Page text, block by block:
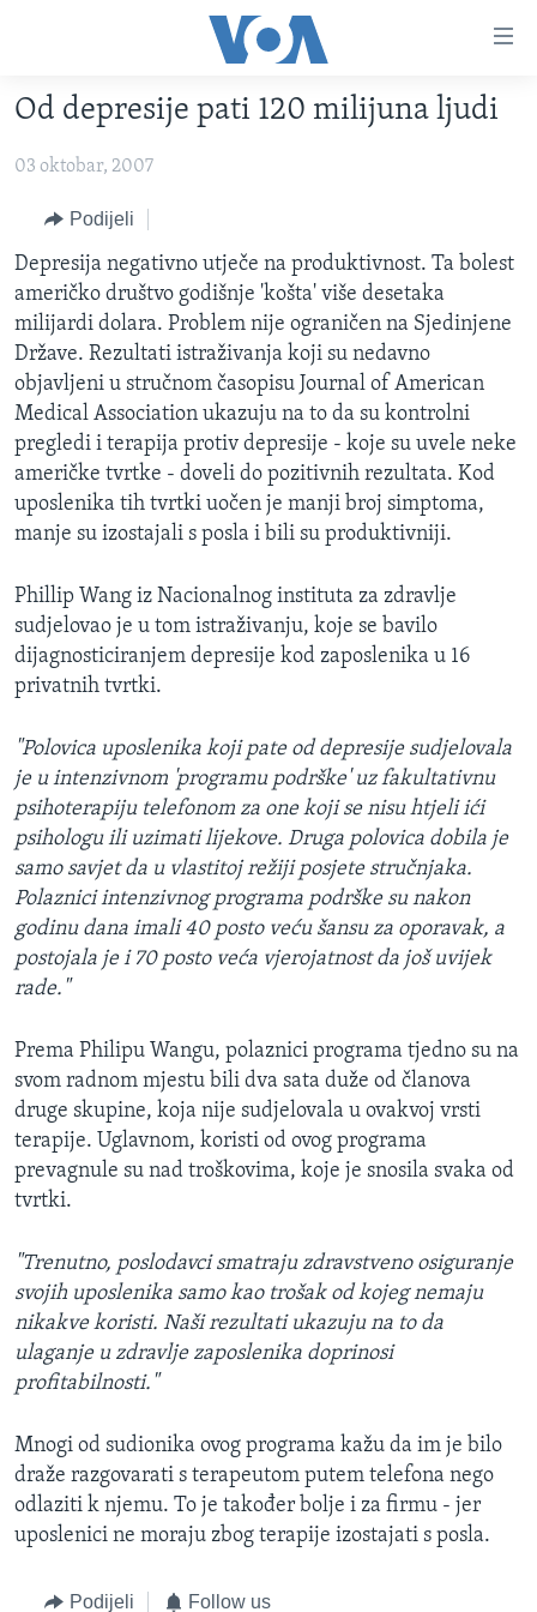
glavni
Pređi
navigaciju
Idi
na
pretragu
TV PROGRAM
VIDEO
FOTOGRAFIJE DANA
VIJESTI
SJEDINJENE AMERIČKE DRŽAVE
BOSNA I HERCEGOVINA
SVIJET
NAUKA I TEHNOLOGIJA
SPECIJALNI PROJEKTI
KORUPCIJA
SLOBODA MEDIJA
ŽENSKA STRANA
IZBJEGLIČKA STRANA
O GLASU AMERIKE
Learning English
Jezici
Od depresije pati 120 milijuna ljudi
03 oktobar, 2007
Podijeli
Depresija negativno utječe na produktivnost. Ta bolest
američko društvo godišnje 'košta' više desetaka
milijardi dolara. Problem nije ograničen na Sjedinjene
Države. Rezultati istraživanja koji su nedavno
objavljeni u stručnom časopisu Journal of American
Medical Association ukazuju na to da su kontrolni
pregledi i terapija protiv depresije - koje su uvele neke
američke tvrtke - doveli do pozitivnih rezultata. Kod
uposlenika tih tvrtki uočen je manji broj simptoma,
manje su izostajali s posla i bili su produktivniji.
Phillip Wang iz Nacionalnog instituta za zdravlje
sudjelovao je u tom istraživanju, koje se bavilo
dijagnosticiranjem depresije kod zaposlenika u 16
privatnih tvrtki.
"Polovica uposlenika koji pate od depresije sudjelovala
je u intenzivnom 'programu podrške' uz fakultativnu
psihoterapiju telefonom za one koji se nisu htjeli ići
psihologu ili uzimati lijekove. Druga polovica dobila je
samo savjet da u vlastitoj režiji posjete stručnjaka.
Polaznici intenzivnog programa podrške su nakon
godinu dana imali 40 posto veću šansu za oporavak, a
postojala je i 70 posto veća vjerojatnost da još uvijek
rade."
Prema Philipu Wangu, polaznici programa tjedno su na
svom radnom mjestu bili dva sata duže od članova
druge skupine, koja nije sudjelovala u ovakvoj vrsti
terapije. Uglavnom, koristi od ovog programa
prevagnule su nad troškovima, koje je snosila svaka od
tvrtki.
"Trenutno, poslodavci smatraju zdravstveno osiguranje
svojih uposlenika samo kao trošak od kojeg nemaju
nikakve koristi. Naši rezultati ukazuju na to da
ulaganje u zdravlje zaposlenika doprinosi
profitabilnosti."
Mnogi od sudionika ovog programa kažu da im je bilo
draže razgovarati s terapeutom putem telefona nego
odlaziti k njemu. To je također bolje i za firmu - jer
uposlenici ne moraju zbog terapije izostajati s posla.
Podijeli Follow us